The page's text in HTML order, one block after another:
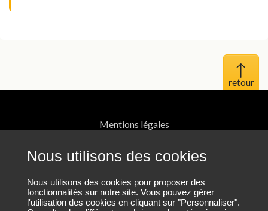
Nous utilisons des cookies
Nous utilisons des cookies pour proposer des
fonctionnalités sur notre site. Vous pouvez gérer
l'utilisation des cookies en cliquant sur "Personnaliser".
Haut
Mentions légales
Plan du site